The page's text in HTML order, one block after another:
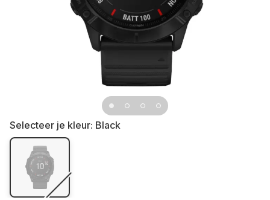
Selecteer je kleur: Black